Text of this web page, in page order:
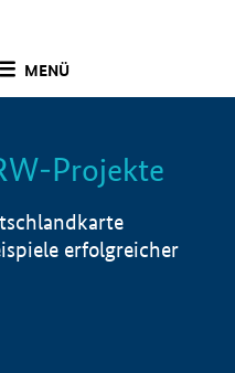
MENÜ
Info
Projekte
erfolgreicher